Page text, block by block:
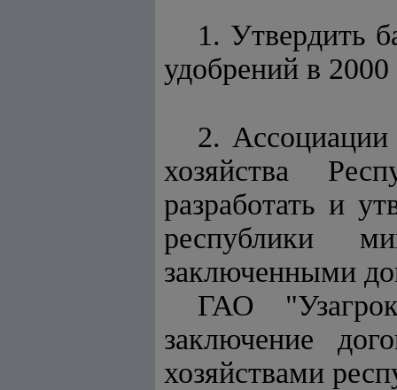
1. Утвердить
удобрений в
2.
хозяйства
разработать и
республики
заключенными
ГАО
заключение
хозяйствами